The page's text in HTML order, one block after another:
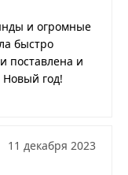
и огромные
быстро
поставлена и
Новый год!
11 декабря 2023